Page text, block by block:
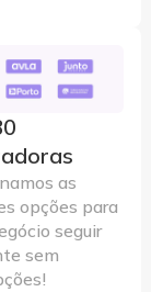
as
opções para
seguir
sem